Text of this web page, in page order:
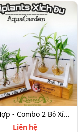
Tổng Hợp - Combo 2 Bộ Xích Đu
Liên hệ